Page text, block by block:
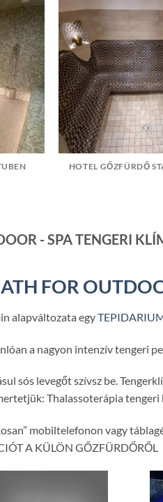
HOTEL GŐZFÜRDŐ
- SPA TENGERI
FOR
alapváltozata egy
a nagyon intenzív tengeri
sós levegőt szívsz be.
Thalassoterápia tengeri
mobiltelefonon vagy
A KÜLÖN GŐZFÜRDŐRŐL